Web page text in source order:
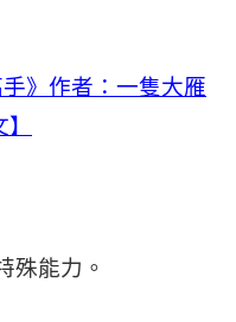
手》作者：一隻大雁
殊能力。